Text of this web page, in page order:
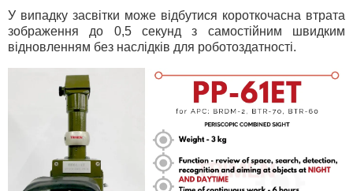
У випадку засвітки може відбутися короткочасна втрата
зображення до 0,5 секунд з самостійним швидким
відновленням без наслідків для роботоздатності.